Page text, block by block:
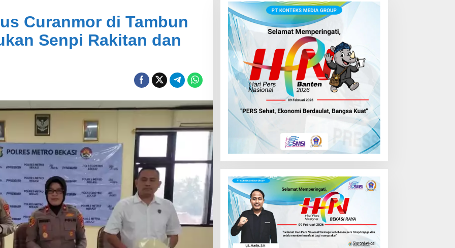
Curanmor di Tambun
Senpi Rakitan dan